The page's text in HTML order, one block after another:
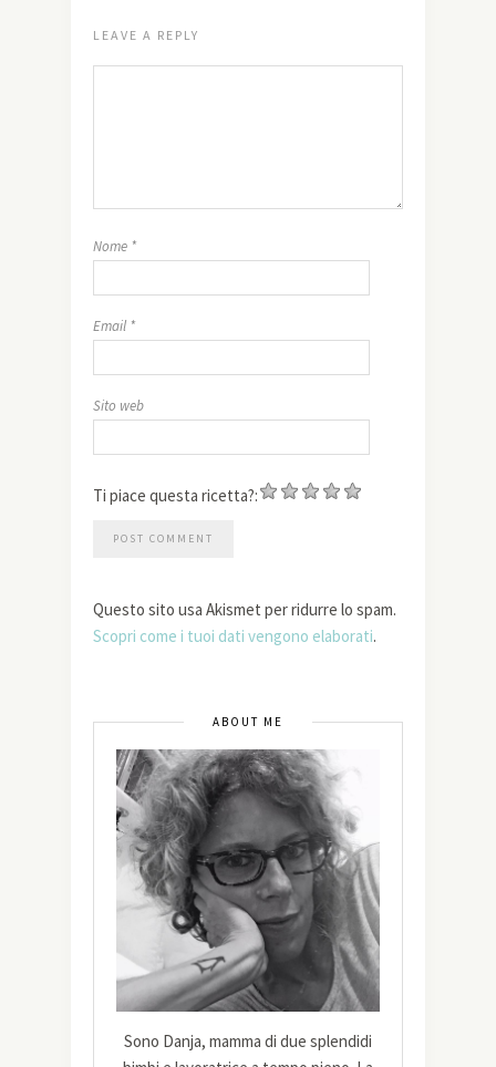
LEAVE A REPLY
Nome *
Email *
Sito web
Ti piace questa ricetta?:
Questo sito usa Akismet per ridurre lo spam.
Scopri come i tuoi dati vengono elaborati.
ABOUT ME
Sono Danja, mamma di due splendidi